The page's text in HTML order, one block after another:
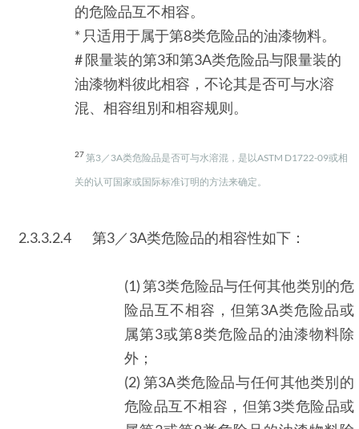
的危险品互不相容。
* 只适用于属于第8类危险品的油漆物料。
# 限量装的第3和第3A类危险品与限量装的
油漆物料彼此相容，不论其是否可与水溶
混、相容组別和相容规则。
27第3／3A类危险品是否可与水溶混，是以ASTM D1722-09或相
关的认可国家或国际标准订明的方法来确定。
2.3.3.2.4 第3／3A类危险品的相容性如下：
(1) 第3类危险品与任何其他类別的危
险品互不相容，但第3A类危险品或
属第3或第8类危险品的油漆物料除
外；
(2) 第3A类危险品与任何其他类別的
危险品互不相容，但第3类危险品或